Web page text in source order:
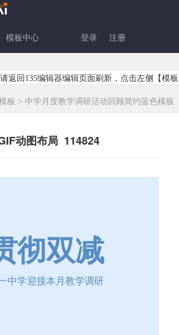
模板中心 登录 注册
返回135编辑器编辑页面刷新，点击左侧【模
板 > 中学月度教学调研活动回顾简约蓝色模板
动图布局 114824
彻双减
中学迎接本月教学调研